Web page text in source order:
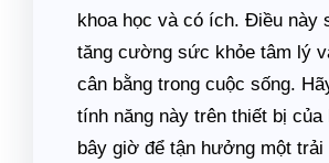
khoa học và có ích. Điều này
tăng cường sức khỏe tâm lý
cân bằng trong cuộc sống.
tính năng này trên thiết bị của
bây giờ để tận hưởng một